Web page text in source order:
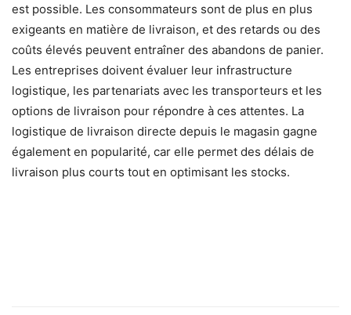
est possible. Les consommateurs sont de plus en plus
exigeants en matière de livraison, et des retards ou des
coûts élevés peuvent entraîner des abandons de panier.
Les entreprises doivent évaluer leur infrastructure
logistique, les partenariats avec les transporteurs et les
options de livraison pour répondre à ces attentes. La
logistique de livraison directe depuis le magasin gagne
également en popularité, car elle permet des délais de
livraison plus courts tout en optimisant les stocks.